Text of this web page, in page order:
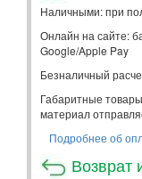
Наличными: при
Онлайн на сайте:
Google/Apple Pay
Безналичный
Габаритные
материал
Подробнее об
Возврат